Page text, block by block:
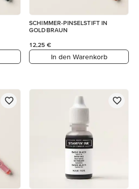
SCHIMMER-PINSELSTIFT IN
GOLDBRAUN
12,25 €
In den Warenkorb